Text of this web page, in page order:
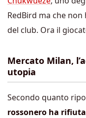
RedBird ma che
del club. Ora il
Mercato Milan,
utopia
Secondo quanto
rossonero ha